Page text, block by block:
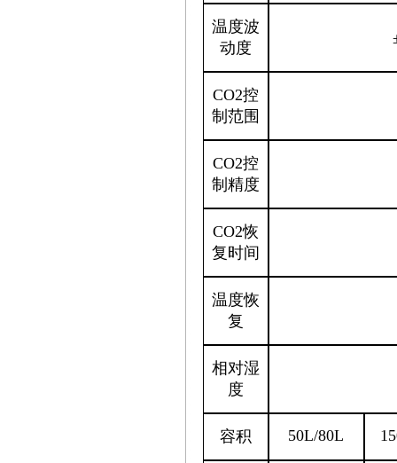
温度波
动度
CO2控
制范围
CO2控
制精度
CO2恢
复时间
温度恢
复
相对湿
度
容积 50L/80L